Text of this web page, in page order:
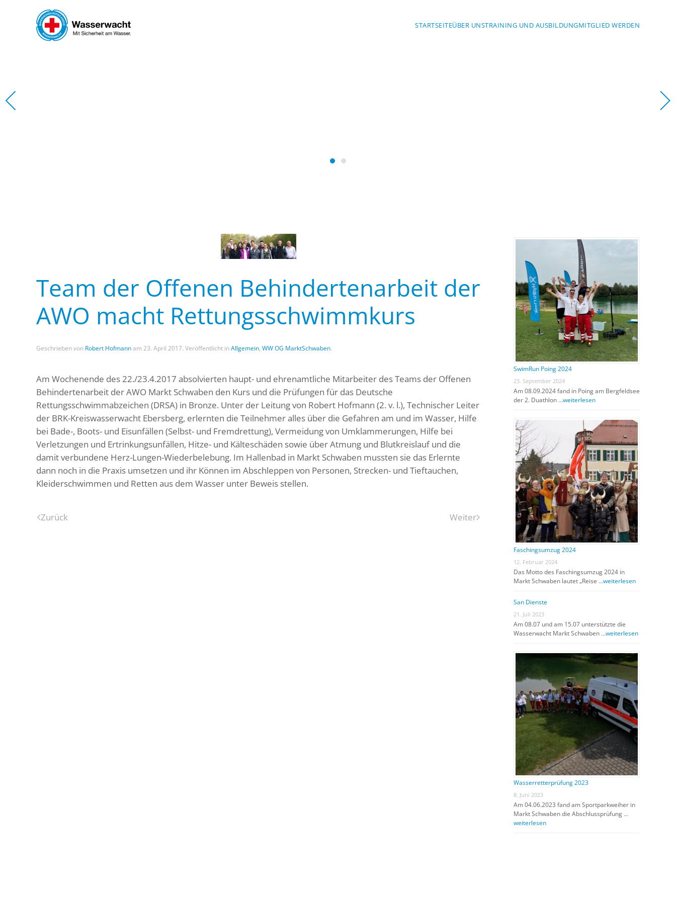
Skip to main content STARTSEITEÜBER UNSTRAINING UND AUSBILDUNGMITGLIED WERDEN
Wasserwacht Markt Schwaben
Team der Offenen Behindertenarbeit der
AWO macht Rettungsschwimmkurs
Geschrieben von Robert Hofmannam 23. April 2017. Veröffentlicht inAllgemein, WW OG MarktSchwaben.
Am Wochenende des 22./23.4.2017 absolvierten haupt- und ehrenamtliche Mitarbeiter des Teams der Offenen
Behindertenarbeit der AWO Markt Schwaben den Kurs und die Prüfungen für das Deutsche
Rettungsschwimmabzeichen (DRSA) in Bronze. Unter der Leitung von Robert Hofmann (2. v. l.), Technischer Leiter
der BRK-Kreiswasserwacht Ebersberg, erlernten die Teilnehmer alles über die Gefahren am und im Wasser, Hilfe
bei Bade-, Boots- und Eisunfällen (Selbst- und Fremdrettung), Vermeidung von Umklammerungen, Hilfe bei
Verletzungen und Ertrinkungsunfällen, Hitze- und Kälteschäden sowie über Atmung und Blutkreislauf und die
damit verbundene Herz-Lungen-Wiederbelebung. Im Hallenbad in Markt Schwaben mussten sie das Erlernte
dann noch in die Praxis umsetzen und ihr Können im Abschleppen von Personen, Strecken- und Tieftauchen,
Kleiderschwimmen und Retten aus dem Wasser unter Beweis stellen.
Zurück Weiter
SwimRun Poing 2024
23. September 2024
Am 08.09.2024 fand in Poing am Bergfeldsee
der 2. Duathlon …weiterlesen
Faschingsumzug 2024
12. Februar 2024
Das Motto des Faschingsumzug 2024 in
Markt Schwaben lautet „Reise …weiterlesen
San Dienste
21. Juli 2023
Am 08.07 und am 15.07 unterstützte die
Wasserwacht Markt Schwaben …weiterlesen
Wasserretterprüfung 2023
8. Juni 2023
Am 04.06.2023 fand am Sportparkweiher in
Markt Schwaben die Abschlussprüfung …
weiterlesen